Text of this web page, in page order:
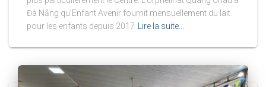
Đà Nẵng qu’Enfant Avenir fournit mensuellement du lait
pour les enfants depuis 2017
Lire la suite…